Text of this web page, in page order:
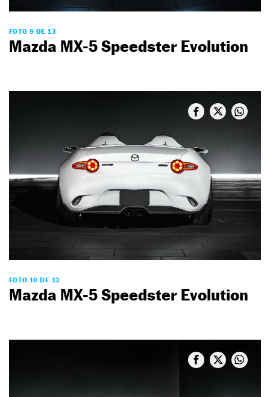
FOTO 9 DE 13
Mazda MX-5 Speedster Evolution
FOTO 10 DE 13
Mazda MX-5 Speedster Evolution